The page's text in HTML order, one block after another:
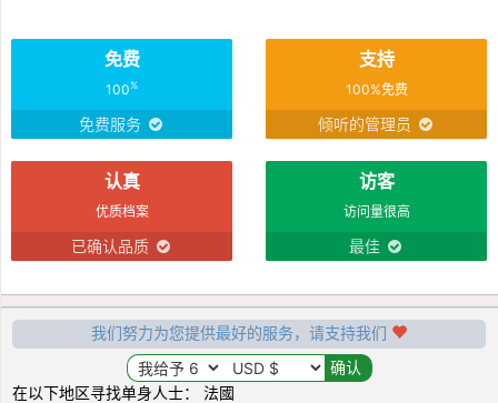
免费
100%
免费服务
支持
100%免费
倾听的管理员
认真
优质档案
已确认品质
访客
访问量很高
最佳
我们努力为您提供最好的服务，请支持我们
在以下地区寻找单身人士： 法國